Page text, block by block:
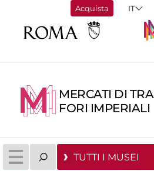
Acquista
MERCATI DI
FORI IMPERIALI
TUTTI I MUSEI